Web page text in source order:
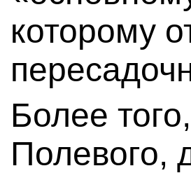
которому
Более
Полевого,